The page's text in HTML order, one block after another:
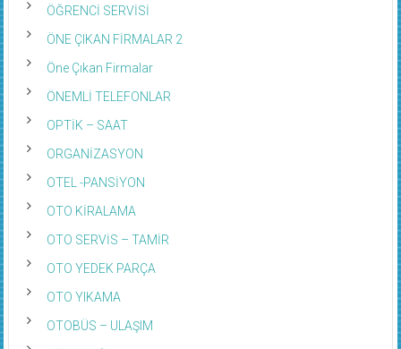
ÖĞRENCİ SERVİSİ
ÖNE ÇIKAN FİRMALAR 2
Öne Çıkan Firmalar
ÖNEMLİ TELEFONLAR
OPTİK – SAAT
ORGANİZASYON
OTEL -PANSİYON
OTO KİRALAMA
OTO SERVİS – TAMİR
OTO YEDEK PARÇA
OTO YIKAMA
OTOBÜS – ULAŞIM